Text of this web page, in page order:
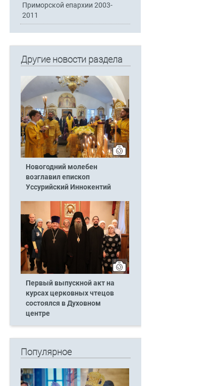
Приморской епархии 2003-
2011
Другие новости раздела
Новогодний молебен
возглавил епископ
Уссурийский Иннокентий
Первый выпускной акт на
курсах церковных чтецов
состоялся в Духовном
центре
Популярное